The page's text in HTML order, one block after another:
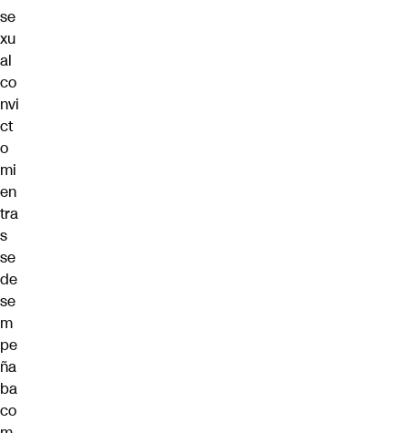
se
xu
al
co
nvi
ct
o
mi
en
tra
s
se
de
se
m
pe
ña
ba
co